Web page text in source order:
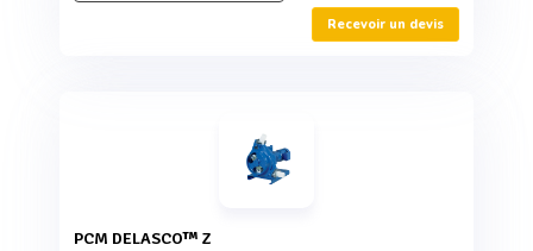
Recevoir un devis
PCM DELASCO™ Z